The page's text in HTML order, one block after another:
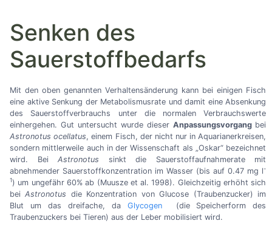
Senken des
Sauerstoffbedarfs
Mit den oben genannten Verhaltensänderung kann bei einigen Fisch
eine aktive Senkung der Metabolismusrate und damit eine Absenkung
des Sauerstoffverbrauchs unter die normalen Verbrauchswerte
einhergehen. Gut untersucht wurde dieser Anpassungsvorgangbei
Astronotus ocellatus, einem Fisch, der nicht nur in Aquarianerkreisen,
sondern mittlerweile auch in der Wissenschaft als „Oskar“ bezeichnet
wird. BeiAstronotus sinkt die Sauerstoffaufnahmerate mit
abnehmender Sauerstoffkonzentration im Wasser (bis auf 0.47 mg l-
1) um ungefähr 60% ab (Muusze et al. 1998). Gleichzeitig erhöht sich
beiAstronotus die Konzentration von Glucose (Traubenzucker) im
Blut um das dreifache, da Glycogen
(die Speicherform des
Traubenzuckers bei Tieren) aus der Leber mobilisiert wird.